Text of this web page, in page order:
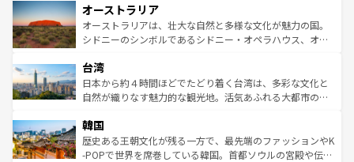
部のニューオーリンズでは、音楽と美食が融合した独特の
文化が魅力。旅行者はアメリカの各地域で異なる魅力を楽
しみながら、その多様性と豊かな歴史を感じることができ
ならではの贅沢な旅のスタイルだ。 なお、新着のアメリカ
情報はコンテンツ一覧を参照してほしい。
ワイ島は見逃せない。また、定番の観光地といえばオアフ
島だが、静かな自然を求めるならマウイ島やカウアイ島が
おすすめ。エメラルドグリーンに輝く海をはじめ、豊かな
れるおもてなしの心で訪れる人々を迎えてくれるハワイの
人々、おいしいローカルフードやハワイアンミュージッ
ク、伝統的なフラダンスなど、すべてがハワイの魅力を彩
ワイを、存分に味わってほしい。 なお、新着のハワイ情報
はコンテンツ一覧を参照してほしい。
オーストラリア
オーストラリアは、壮大な自然と多様な文化が魅力の国。
シドニーのシンボルであるシドニー・オペラハウス、オー
リアリーフや大陸中央部にそびえるウルル（エアーズロッ
ク）、タスマニアの美しい原生林やケアンズの熱帯雨林な
ど、見どころがたくさん。また、カフェやワイン、オージ
いる。アクティビティも充実しており、サーフィンやダイ
ビング、ハイキングなど、アウトドア好きにはたまらな
い。オーストラリアの多彩な魅力を存分に味わいつくそ
台湾
日本から約４時間ほどでたどり着く台湾は、多彩な文化と
自然が織りなす魅力的な観光地。活気あふれる大都市の台
ン）、静ひつな山岳地帯である台湾東部など、都市の喧騒
と山間の静けさが共存しており、訪れる人に新しい発見と
驚きをもたらしてくれる。また、奥深い台湾の食文化も魅
韓国
歴史ある王朝文化が残る一方で、最先端のファッションやK
-POPで世界を席巻している韓国。首都ソウルの宮殿や伝統